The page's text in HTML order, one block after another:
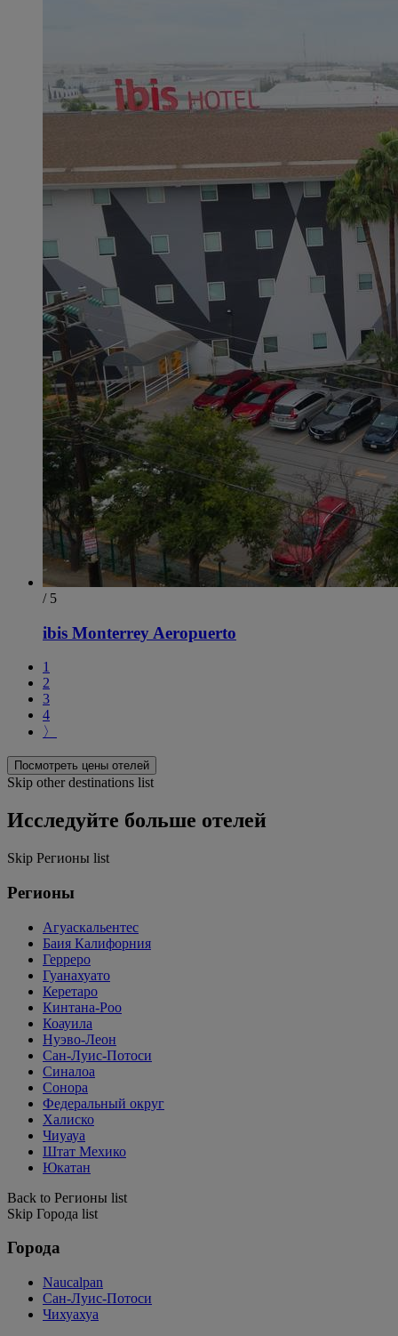
/ 5
ibis Monterrey Aeropuerto
1
2
3
4
〉
Посмотреть цены отелей
Skip other destinations list
Исследуйте больше отелей
Skip Регионы list
Регионы
Агуаскальентес
Баия Калифорния
Герреро
Гуанахуато
Керетаро
Кинтана-Роо
Коауила
Нуэво-Леон
Сан-Луис-Потоси
Синалоа
Сонора
Федеральный округ
Халиско
Чиуауа
Штат Мехико
Юкатан
Back to Регионы list
Skip Города list
Города
Naucalpan
Сан-Луис-Потоси
Чихуахуа